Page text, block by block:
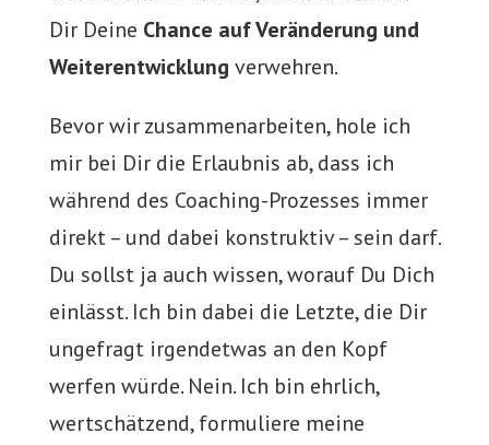
Dir Deine Chance auf Veränderung und
Weiterentwicklung verwehren.
Bevor wir zusammenarbeiten, hole ich
mir bei Dir die Erlaubnis ab, dass ich
während des Coaching-Prozesses immer
direkt – und dabei konstruktiv – sein darf.
Du sollst ja auch wissen, worauf Du Dich
einlässt. Ich bin dabei die Letzte, die Dir
ungefragt irgendetwas an den Kopf
werfen würde. Nein. Ich bin ehrlich,
wertschätzend, formuliere meine